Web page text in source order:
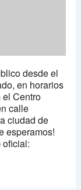
desde el
en horarios
el Centro
calle
ciudad de
esperamos!
oficial: